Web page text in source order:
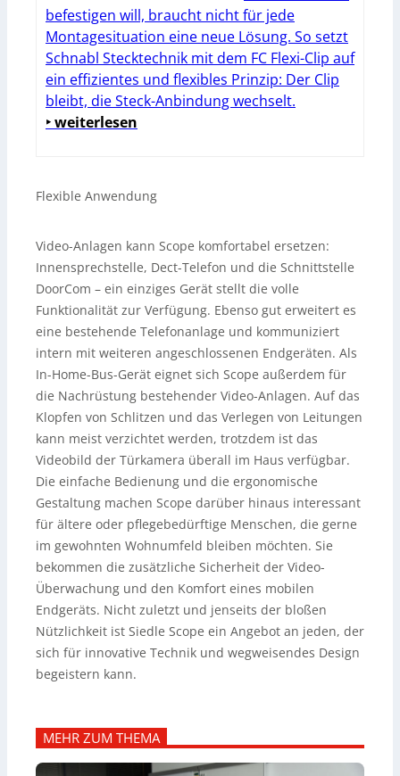
befestigen will, braucht nicht für jede
Montagesituation eine neue Lösung. So setzt
Schnabl Stecktechnik mit dem FC Flexi-Clip auf
ein effizientes und flexibles Prinzip: Der Clip
bleibt, die Steck-Anbindung wechselt.
‣ weiterlesen
Flexible Anwendung
Video-Anlagen kann Scope komfortabel ersetzen:
Innensprechstelle, Dect-Telefon und die Schnittstelle
DoorCom – ein einziges Gerät stellt die volle
Funktionalität zur Verfügung. Ebenso gut erweitert es
eine bestehende Telefonanlage und kommuniziert
intern mit weiteren angeschlossenen Endgeräten. Als
In-Home-Bus-Gerät eignet sich Scope außerdem für
die Nachrüstung bestehender Video-Anlagen. Auf das
Klopfen von Schlitzen und das Verlegen von Leitungen
kann meist verzichtet werden, trotzdem ist das
Videobild der Türkamera überall im Haus verfügbar.
Die einfache Bedienung und die ergonomische
Gestaltung machen Scope darüber hinaus interessant
für ältere oder pflegebedürftige Menschen, die gerne
im gewohnten Wohnumfeld bleiben möchten. Sie
bekommen die zusätzliche Sicherheit der Video-
Überwachung und den Komfort eines mobilen
Endgeräts. Nicht zuletzt und jenseits der bloßen
Nützlichkeit ist Siedle Scope ein Angebot an jeden, der
sich für innovative Technik und wegweisendes Design
begeistern kann.
MEHR ZUM THEMA